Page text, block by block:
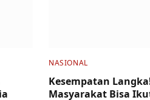
NASIONAL
Kesempatan
Masyarakat Bisa